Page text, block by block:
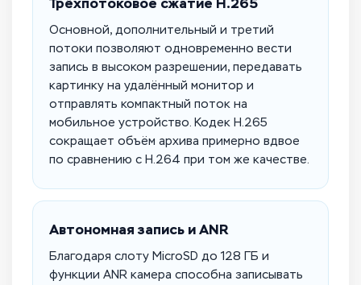
Основной, дополнительный и третий
потоки позволяют одновременно вести
запись в высоком разрешении, передавать
картинку на удалённый монитор и
отправлять компактный поток на
мобильное устройство. Кодек H.265
сокращает объём архива примерно вдвое
по сравнению с H.264 при том же качестве.
Автономная запись и ANR
Благодаря слоту MicroSD до 128 ГБ и
функции ANR камера способна записывать